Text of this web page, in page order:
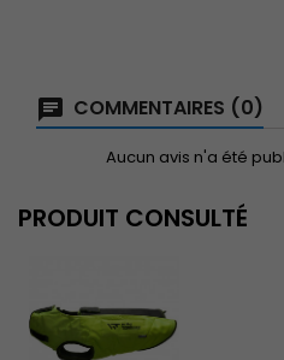
COMMENTAIRES (0)
Aucun avis n'a été
PRODUIT CONSULTÉ